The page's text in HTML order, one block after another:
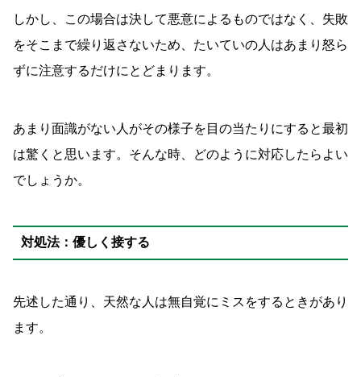
しかし、この場合は決して悪意によるものではなく、失敗
をそこまで繰り返さないため、たいていの人はあまり怒ら
ずに注意するだけにとどまります。
あまり面識がない人がその様子を目の当たりにすると最初
は驚くと思います。そんな時、どのように対応したらよい
でしょうか。
対処法：優しく接する
先述した通り、天然な人は無自覚にミスをするときがあり
ます。